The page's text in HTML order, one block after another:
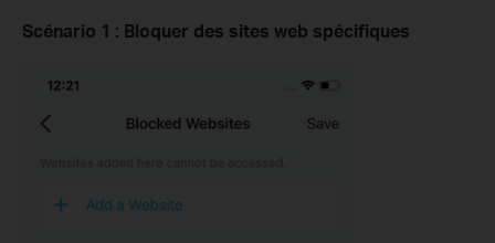
Scénario 1 : Bloquer des sites web spécifiques